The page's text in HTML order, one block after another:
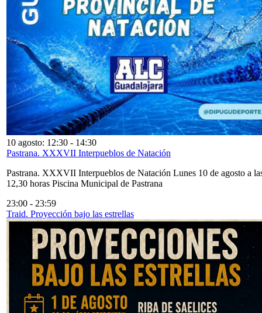
10 agosto: 12:30 - 14:30
Pastrana. XXXVII Interpueblos de Natación
Pastrana. XXXVII Interpueblos de Natación Lunes 10 de agosto a
12,30 horas Piscina Municipal de Pastrana
23:00 - 23:59
Traid. Proyección bajo las estrellas